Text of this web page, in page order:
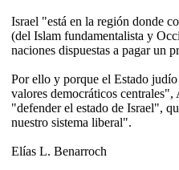
Israel "está en la región donde
(del Islam fundamentalista y
naciones dispuestas a pagar un
Por ello y porque el Estado
valores democráticos centrales",
"defender el estado de Israel",
nuestro sistema liberal".
Elías L. Benarroch